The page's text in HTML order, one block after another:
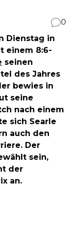
0
Dienstag in
einem 8:6-
seinen
des Jahres
bewies in
seine
nach einem
sich Searle
auch den
Der
sein,
der
an.